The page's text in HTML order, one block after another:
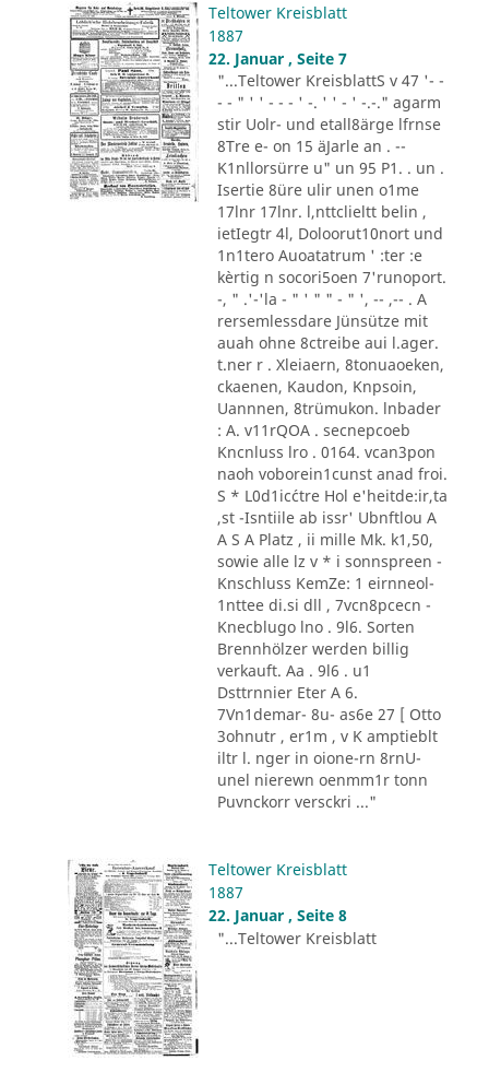
Teltower Kreisblatt
1887
22. Januar , Seite 7
"...Teltower KreisblattS v 47 '- -
- - " ' ' - - - ' -. ' ' - ' -.-." agarm
stir Uolr- und etall8ärge lfrnse
8Tre e- on 15 äJarle an . --
K1nllorsürre u" un 95 P1. . un .
Isertie 8üre ulir unen o1me
17lnr 17lnr. l,nttclieltt belin ,
ietIegtr 4l, Doloorut10nort und
1n1tero Auoatatrum ' :ter :e
kèrtig n socori5oen 7'runoport.
-, " .'-'la - " ' " " - " ', -- ,-- . A
rersemlessdare Jünsütze mit
auah ohne 8ctreibe aui l.ager.
t.ner r . Xleiaern, 8tonuaoeken,
ckaenen, Kaudon, Knpsoin,
Uannnen, 8trümukon. lnbader
: A. v11rQOA . secnepcoeb
Kncnluss lro . 0164. vcan3pon
naoh voborein1cunst anad froi.
S * L0d1ic´ctre Hol e'heitde:ir,ta
,st -Isntiile ab issr' Ubnftlou A
A S A Platz , ii mille Mk. k1,50,
sowie alle lz v * i sonnspreen -
Knschluss KemZe: 1 eirnneol-
1nttee di.si dll , 7vcn8pcecn -
Knecblugo lno . 9l6. Sorten
Brennhölzer werden billig
verkauft. Aa . 9l6 . u1
Dsttrnnier Eter A 6.
7Vn1demar- 8u- as6e 27 [ Otto
3ohnutr , er1m , v K amptieblt
iltr l. nger in oione-rn 8rnU-
unel nierewn oenmm1r tonn
Puvnckorr versckri ..."
Teltower Kreisblatt
1887
22. Januar , Seite 8
"...Teltower Kreisblatt